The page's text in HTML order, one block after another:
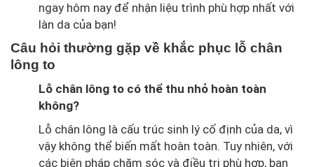
ngay hôm nay để nhận liệu trình phù hợp nhất với
làn da của bạn!
Câu hỏi thường gặp về khắc phục lỗ chân
lông to
Lỗ chân lông to có thể thu nhỏ hoàn toàn
không?
Lỗ chân lông là cấu trúc sinh lý cố định của da, vì
vậy không thể biến mất hoàn toàn. Tuy nhiên, với
các biện pháp chăm sóc và điều trị phù hợp, bạn